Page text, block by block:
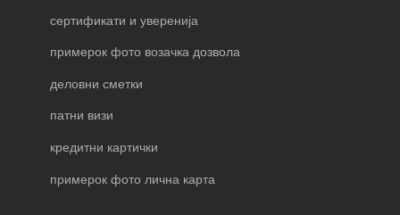
сертификати и уверенија
примерок фото возачка дозвола
деловни сметки
патни визи
кредитни картички
примерок фото лична карта